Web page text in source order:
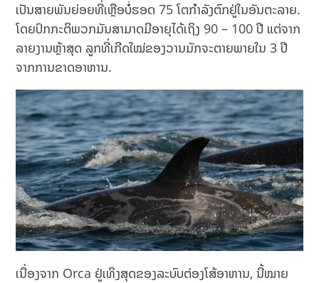
ເປັນສາຍພັນຍ່ອຍທີ່ເຫຼືອບໍ່ຮອດ 75 ໂຕກຳລັງຕົກຢູ່ໃນອັນຕະລາຍ.
ໂດຍປົກກະຕິພວກມັນສາມາດມີອາຍຸໄດ້ເຖິງ 90 – 100 ປີ ແຕ່ຈາກ
ລາຍງານຫຼ້າສຸດ ລູກທີ່ເກີດໃໝ່ຂອງວານມັກຈະຕາຍພາຍໃນ 3 ປີ
ຈາກການຂາດອາຫານ.
ເນື່ອງຈາກ Orca ຢູ່ເທິງສຸດຂອງລະບົບຕ່ອງໂສ້ອາຫານ, ນີ້ໝາຍ